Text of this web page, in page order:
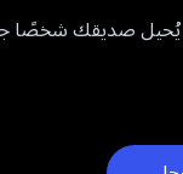
العقد
المالية
يُحيل صديقك شخصًا